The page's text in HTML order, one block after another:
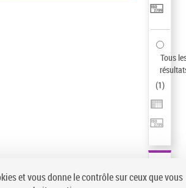
Tous
(1)
et vous donne le contrôle sur ceux que vous